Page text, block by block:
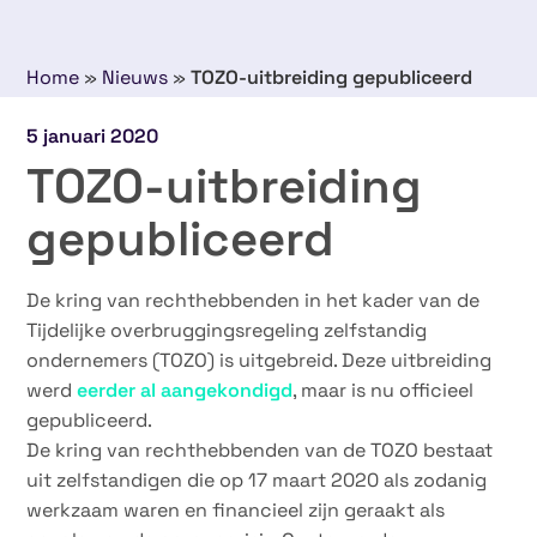
Home » Nieuws »TOZO-uitbreiding gepubliceerd
5 januari 2020
TOZO-uitbreiding
gepubliceerd
De kring van rechthebbenden in het kader van de
Tijdelijke overbruggingsregeling zelfstandig
ondernemers (TOZO) is uitgebreid. Deze uitbreiding
werdeerder al aangekondigd, maar is nu officieel
gepubliceerd.
De kring van rechthebbenden van de TOZO bestaat
uit zelfstandigen die op 17 maart 2020 als zodanig
werkzaam waren en financieel zijn geraakt als